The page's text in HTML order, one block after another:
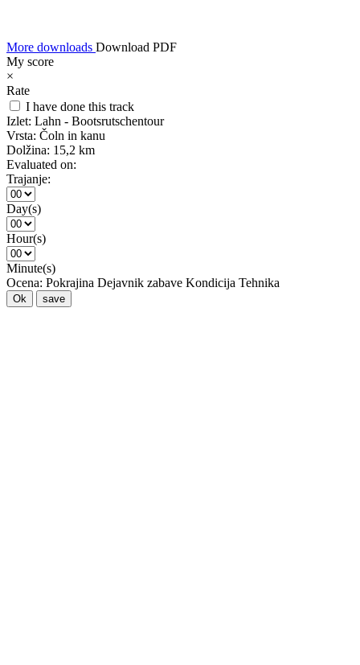
More downloads Download PDF
My score
×
Rate
I have done this track
Izlet: Lahn - Bootsrutschentour
Vrsta: Čoln in kanu
Dolžina: 15,2 km
Evaluated on:
Trajanje:
Day(s)
Hour(s)
Minute(s)
Ocena: Pokrajina Dejavnik zabave Kondicija Tehnika
Ok save